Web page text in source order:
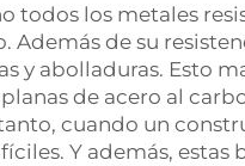
todos los metales
de su
y abolladuras. Esto
de acero al
cuando un
Y además, estas